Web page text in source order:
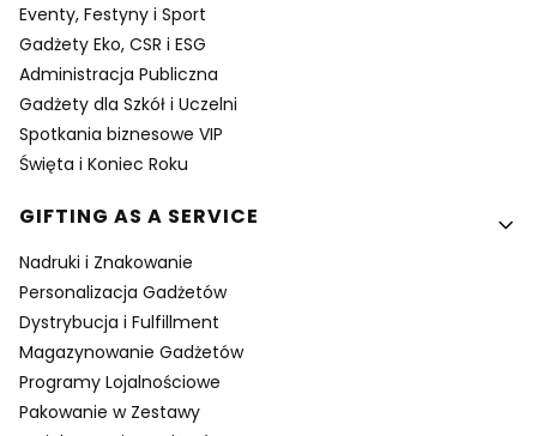
Eventy, Festyny i Sport
Gadżety Eko, CSR i ESG
Administracja Publiczna
Gadżety dla Szkół i Uczelni
Spotkania biznesowe VIP
Święta i Koniec Roku
GIFTING AS A SERVICE
Nadruki i Znakowanie
Personalizacja Gadżetów
Dystrybucja i Fulfillment
Magazynowanie Gadżetów
Programy Lojalnościowe
Pakowanie w Zestawy